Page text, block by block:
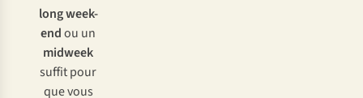
long week-
endou un
midweek
suffit pour
que vous